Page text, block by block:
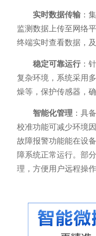
实时数据传输 ：
监测数据上传至网络
终端实时查看数据，
稳定可靠运行：
复杂环境，系统采用
燥等，保护传感器，
智能化管理 ：具
校准功能可减少环境
故障报警功能能在设
障系统正常运行。部
理，方便用户远程操作